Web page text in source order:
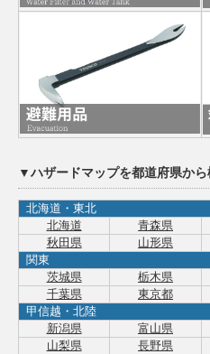
▼ハザードマップを都道府県から
北海道・東北
北海道
青森県
秋田県
山形県
関東
茨城県
栃木県
千葉県
東京都
甲信越・北陸
新潟県
富山県
山梨県
長野県